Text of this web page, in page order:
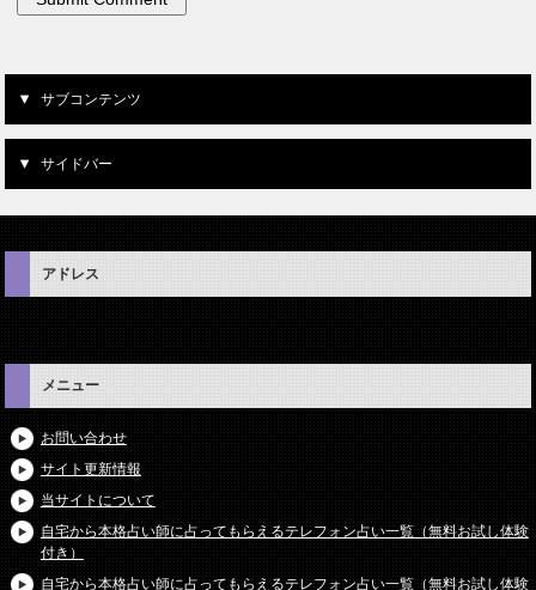
サブコンテンツ
サイドバー
アドレス
メニュー
お問い合わせ
サイト更新情報
当サイトについて
自宅から本格占い師に占ってもらえるテレフォン占い一覧（無料お試し体験
付き）
自宅から本格占い師に占ってもらえるテレフォン占い一覧（無料お試し体験